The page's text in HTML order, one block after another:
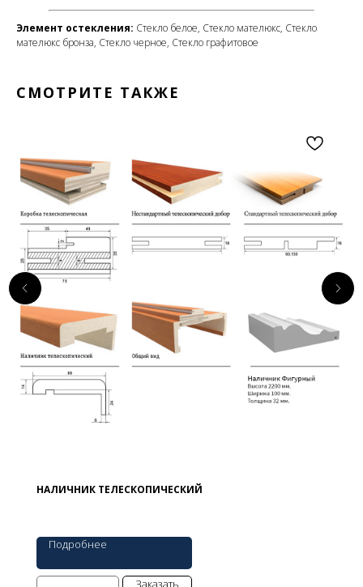
Элемент остекления: Стекло белое, Стекло мателюкс, Стекло
мателюкс бронза, Стекло черное, Стекло графитовое
СМОТРИТЕ ТАКЖЕ
НАЛИЧНИК ТЕЛЕСКОПИЧЕСКИЙ
Подробнее
Заказать